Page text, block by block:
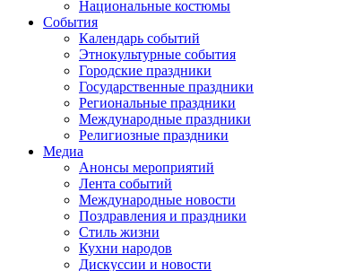
Национальные костюмы
События
Календарь событий
Этнокультурные события
Городские праздники
Государственные праздники
Региональные праздники
Международные праздники
Религиозные праздники
Медиа
Анонсы мероприятий
Лента событий
Международные новости
Поздравления и праздники
Cтиль жизни
Кухни народов
Дискуссии и новости